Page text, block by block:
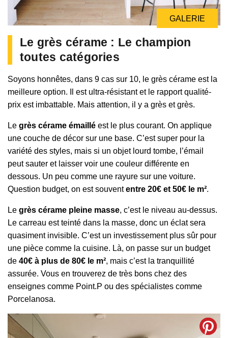
GALERIE
Le grès cérame : Le champion
toutes catégories
Soyons honnêtes, dans 9 cas sur 10, le grès cérame est la
meilleure option. Il est ultra-résistant et le rapport qualité-
prix est imbattable. Mais attention, il y a grès et grès.
Le grès cérame émaillé est le plus courant. On applique
une couche de décor sur une base. C’est super pour la
variété des styles, mais si un objet lourd tombe, l’émail
peut sauter et laisser voir une couleur différente en
dessous. Un peu comme une rayure sur une voiture.
Question budget, on est souvententre 20€ et 50€ le m².
Le grès cérame pleine masse, c’est le niveau au-dessus.
Le carreau est teinté dans la masse, donc un éclat sera
quasiment invisible. C’est un investissement plus sûr pour
une pièce comme la cuisine. Là, on passe sur un budget
de 40€ à plus de 80€ le m², mais c’est la tranquillité
assurée. Vous en trouverez de très bons chez des
enseignes comme Point.P ou des spécialistes comme
Porcelanosa.